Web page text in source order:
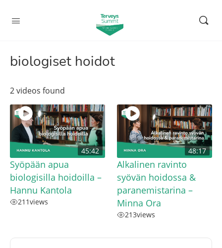
biologiset hoidot
2 videos found
45:42
Syöpään apua
biologisilla hoidoilla –
Hannu Kantola
211views
48:17
Alkalinen ravinto
syövän hoidossa &
paranemistarina –
Minna Ora
213views